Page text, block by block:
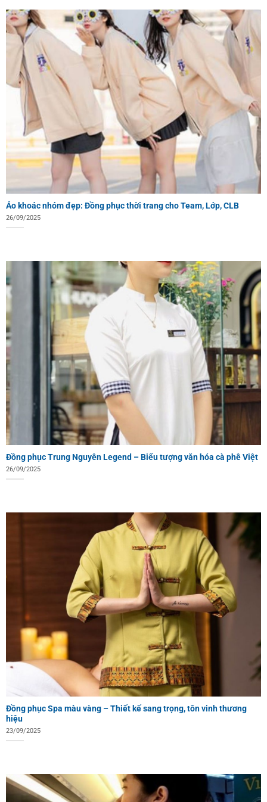
Áo khoác nhóm đẹp: Đồng phục thời trang cho Team, Lớp, CLB
26/09/2025
Đồng phục Trung Nguyên Legend – Biểu tượng văn hóa cà phê Việt
26/09/2025
Đồng phục Spa màu vàng – Thiết kế sang trọng, tôn vinh thương
hiệu
23/09/2025